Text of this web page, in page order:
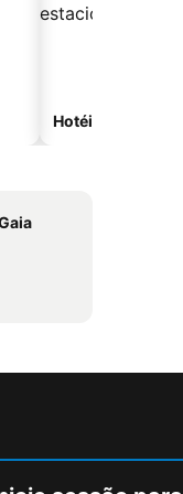
Hotéis com